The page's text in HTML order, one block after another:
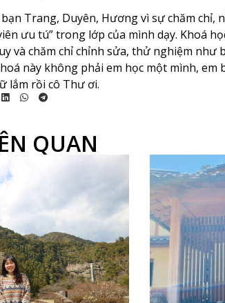
Trang, Duyên, Hương vì sự chăm chỉ,
ưu tú” trong lớp của mình dạy. Khoá
và chăm chỉ chỉnh sửa, thử nghiệm như
này không phải em học một mình,
lắm rồi cô Thư ơi.
QUAN